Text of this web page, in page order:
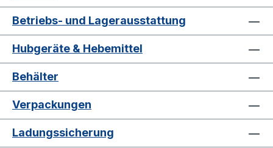
Betriebs- und Lagerausstattung
Hubgeräte & Hebemittel
Behälter
Verpackungen
Ladungssicherung